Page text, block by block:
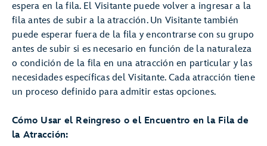
espera en la fila. El Visitante puede volver a ingresar a la
fila antes de subir a la atracción. Un Visitante también
puede esperar fuera de la fila y encontrarse con su grupo
antes de subir si es necesario en función de la naturaleza
o condición de la fila en una atracción en particular y las
necesidades específicas del Visitante. Cada atracción tiene
un proceso definido para admitir estas opciones.
Cómo Usar el Reingreso o el Encuentro en la Fila de
la Atracción: